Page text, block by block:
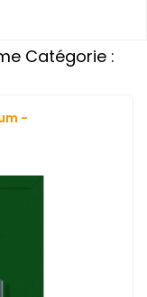
Catégorie :
-